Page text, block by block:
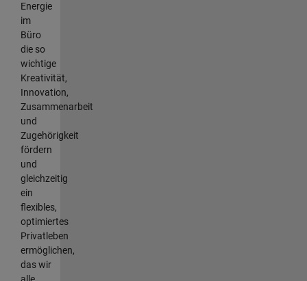
Energie
im
Büro
die so
wichtige
Kreativität,
Innovation,
Zusammenarbeit
und
Zugehörigkeit
fördern
und
gleichzeitig
ein
flexibles,
optimiertes
Privatleben
ermöglichen,
das wir